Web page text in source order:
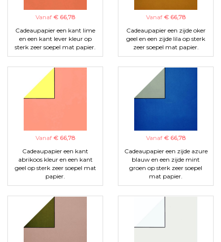
Vanaf € 66,78
Cadeaupapier een kant lime
en een kant lever kleur op
sterk zeer soepel mat papier.
Vanaf € 66,78
Cadeaupapier een zijde oker
geel en een zijde lila op sterk
zeer soepel mat papier.
Vanaf € 66,78
Cadeaupapier een kant
abrikoos kleur en een kant
geel op sterk zeer soepel mat
papier.
Vanaf € 66,78
Cadeaupapier een zijde azure
blauw en een zijde mint
groen op sterk zeer soepel
mat papier.